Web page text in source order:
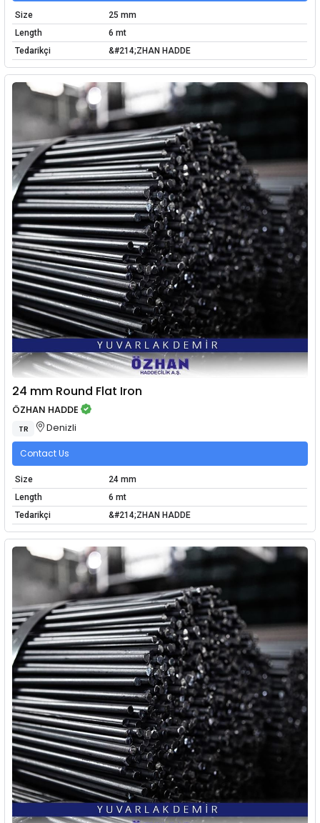
Size
25 mm
Length
6 mt
Tedarikçi
&#214;ZHAN HADDE
24 mm Round Flat Iron
ÖZHAN HADDE
TR Denizli
Contact Us
Size
24 mm
Length
6 mt
Tedarikçi
&#214;ZHAN HADDE